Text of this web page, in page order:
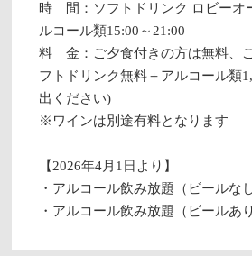
時 間：ソフトドリンク ロビーオ
ルコール類15:00～21:00
料 金：ご夕食付きの方は無料、
フトドリンク無料＋アルコール類
出ください)
※ワインは別途有料となります
【2026年4月1日より】
・アルコール飲み放題（ビールな
・アルコール飲み放題（ビールあ